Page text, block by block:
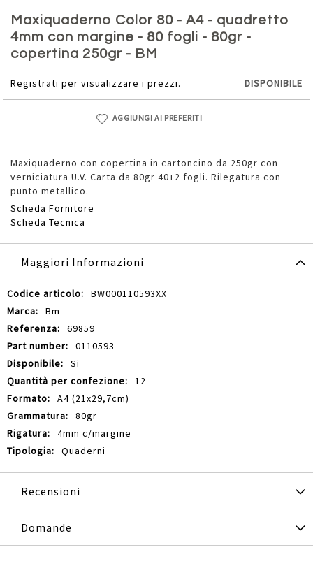
Maxiquaderno Color 80 - A4 - quadretto
4mm con margine - 80 fogli - 80gr -
copertina 250gr - BM
Registrati per visualizzare i prezzi. DISPONIBILE
AGGIUNGI AI PREFERITI
Maxiquaderno con copertina in cartoncino da 250gr con
verniciatura U.V. Carta da 80gr 40+2 fogli. Rilegatura con
punto metallico.
Scheda Fornitore
Scheda Tecnica
all'inizio
della
galleria
di
Maggiori Informazioni
Maggiori
Informazioni
BW000110593XX
Bm
69859
0110593
Si
12
A4 (21x29,7cm)
80gr
4mm c/margine
Quaderni
Recensioni
Domande